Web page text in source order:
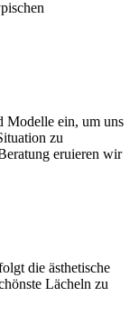
Modelle ein, um uns
zu
eruieren wir
die ästhetische
Lächeln zu